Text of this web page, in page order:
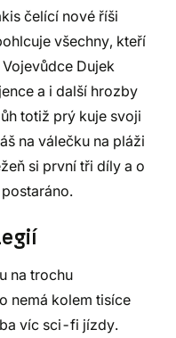
čelící nové říši
všechny, kteří
Dujek
a i další hrozby
totiž prý kuje svoji
na válečku na pláži
si první tři díly a o
na trochu
nemá kolem tisíce
víc sci-fi jízdy.